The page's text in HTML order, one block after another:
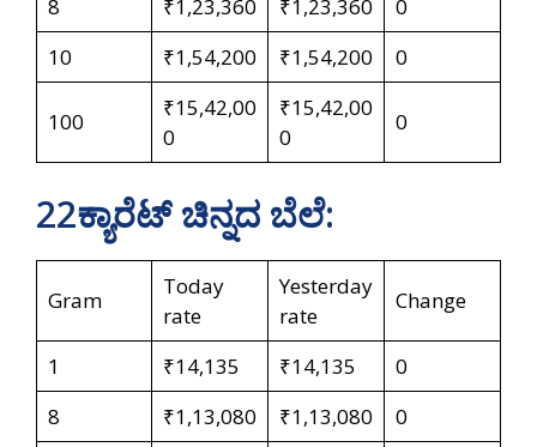
8 ₹1,23,360 ₹1,23,360
0
10
₹1,54,200 ₹1,54,200 0
100
₹15,42,00
0
₹15,42,00
0
0
22ಕ್ಯಾರೆಟ್‌ ಚಿನ್ನದ ಬೆಲೆ:
Gram
Today
rate
Yesterday
rate
Change
1 ₹14,135 ₹14,135
0
8
₹1,13,080 ₹1,13,080
0